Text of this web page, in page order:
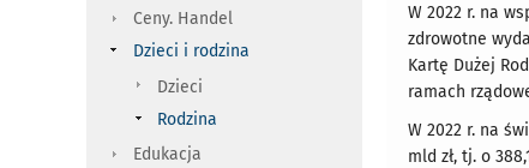
W 2022 r. na
zdrowotne
Kartę Dużej
ramach
W 2022 r. na
mld zł, tj. o
Ceny. Handel
Dzieci i rodzina
Dzieci
Rodzina
Edukacja